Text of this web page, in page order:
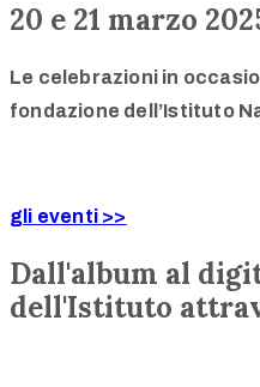
20 e 21 marzo
Le celebrazioni in
fondazione dell’Istituto
gli eventi >>
Dall'album al
dell'Istituto